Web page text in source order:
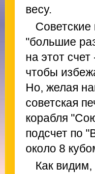
весу.
"большие
на этот
чтобы
Но, желая
советская
корабля
подсчет по
около 8
Как